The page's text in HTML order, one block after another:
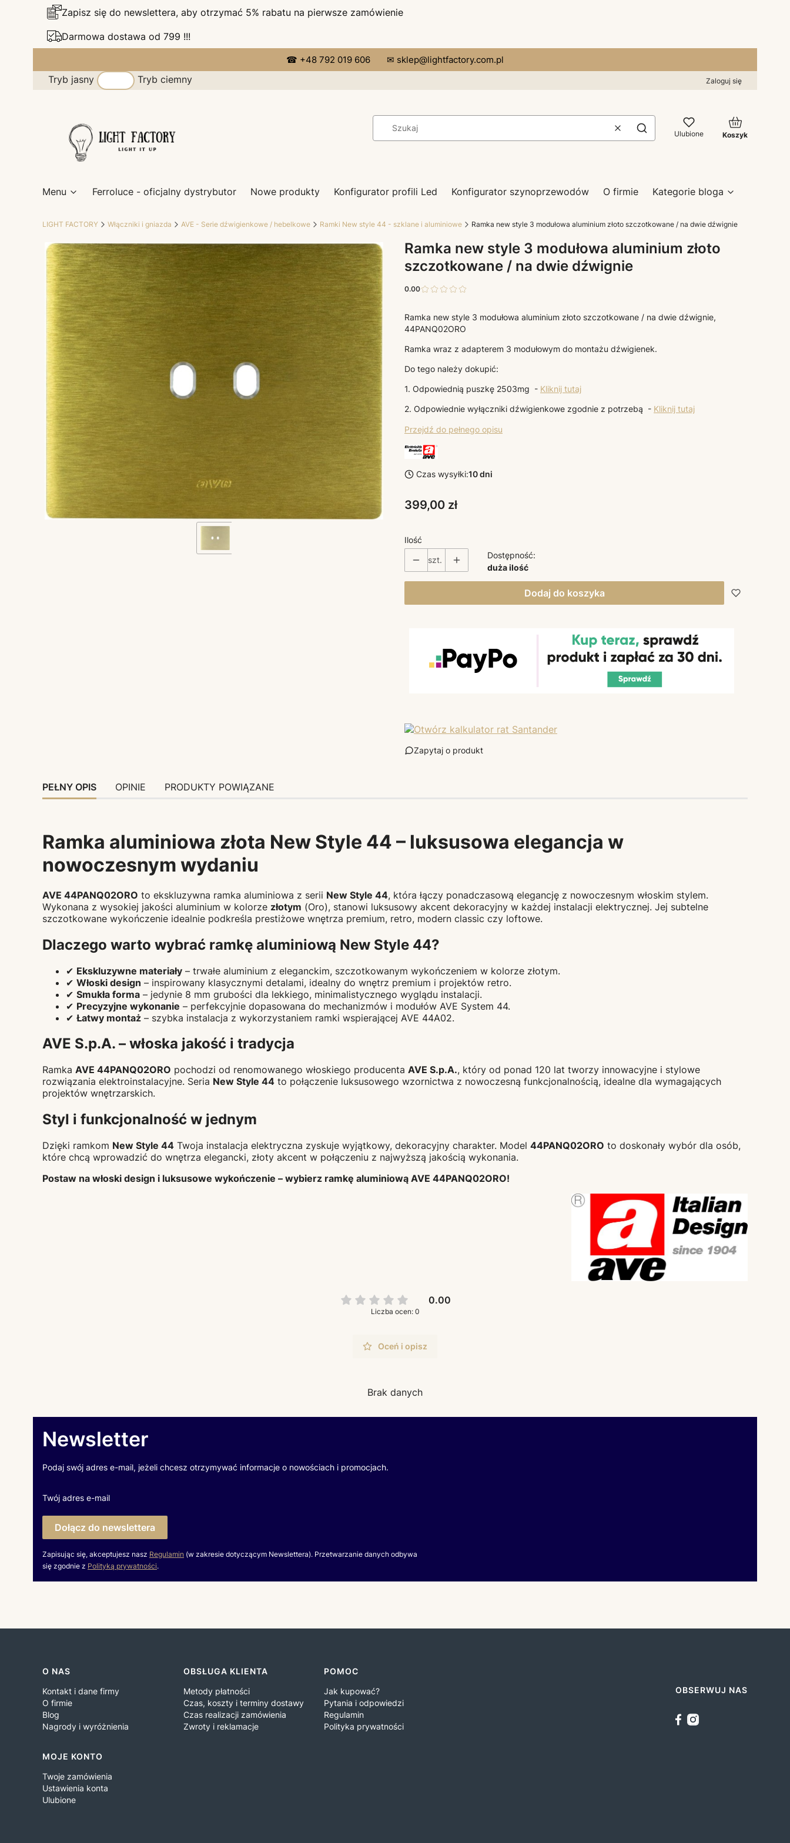
Zapisz się do newslettera, aby otrzymać 5% rabatu na pierwsze zamówienie
Darmowa dostawa od 799 !!!
☎ +48 792 019 606 ✉ sklep@lightfactory.com.pl
Tryb jasny Tryb ciemny Zaloguj się
WyczyśćSzukaj Ulubione
Produkty w
Koszyk
Menu Ferroluce - oficjalny dystrybutor Nowe produkty Konfigurator profili Led Konfigurator szynoprzewodów O firmie Kategorie bloga
LIGHT FACTORY Włączniki i gniazda AVE - Serie dźwigienkowe / hebelkowe Ramki New style 44 - szklane i aluminiowe Ramka new style 3 modułowa aluminium złoto szczotkowane / na dwie dźwignie
Ramka new style 3 modułowa aluminium złoto
szczotkowane / na dwie dźwignie
0.00
Ramka new style 3 modułowa aluminium złoto szczotkowane / na dwie dźwignie,
44PANQ02ORO
Ramka wraz z adapterem 3 modułowym do montażu dźwigienek.
Do tego należy dokupić:
1. Odpowiednią puszkę 2503mg - Kliknij tutaj
2. Odpowiednie wyłączniki dźwigienkowe zgodnie z potrzebą - Kliknij tutaj
Przejdź do pełnego opisu
Czas wysyłki:10 dni
Cena
399,00 zł
Ilość
szt.
Dostępność:
duża ilość
Dodaj do koszyka
Zapytaj o produkt
PEŁNY OPIS OPINIE PRODUKTY POWIĄZANE
Ramka aluminiowa złota New Style 44 – luksusowa elegancja w
nowoczesnym wydaniu
AVE 44PANQ02ORO to ekskluzywna ramka aluminiowa z serii New Style 44, która łączy ponadczasową elegancję z nowoczesnym włoskim stylem.
Wykonana z wysokiej jakości aluminium w kolorze złotym (Oro), stanowi luksusowy akcent dekoracyjny w każdej instalacji elektrycznej. Jej subtelne
szczotkowane wykończenie idealnie podkreśla prestiżowe wnętrza premium, retro, modern classic czy loftowe.
Dlaczego warto wybrać ramkę aluminiową New Style 44?
✔ Ekskluzywne materiały – trwałe aluminium z eleganckim, szczotkowanym wykończeniem w kolorze złotym.
✔ Włoski design – inspirowany klasycznymi detalami, idealny do wnętrz premium i projektów retro.
✔ Smukła forma – jedynie 8 mm grubości dla lekkiego, minimalistycznego wyglądu instalacji.
✔ Precyzyjne wykonanie – perfekcyjnie dopasowana do mechanizmów i modułów AVE System 44.
✔ Łatwy montaż – szybka instalacja z wykorzystaniem ramki wspierającej AVE 44A02.
AVE S.p.A. – włoska jakość i tradycja
Ramka AVE 44PANQ02ORO pochodzi od renomowanego włoskiego producenta AVE S.p.A., który od ponad 120 lat tworzy innowacyjne i stylowe
rozwiązania elektroinstalacyjne. Seria New Style 44 to połączenie luksusowego wzornictwa z nowoczesną funkcjonalnością, idealne dla wymagających
projektów wnętrzarskich.
Styl i funkcjonalność w jednym
Dzięki ramkom New Style 44 Twoja instalacja elektryczna zyskuje wyjątkowy, dekoracyjny charakter. Model 44PANQ02ORO to doskonały wybór dla osób,
które chcą wprowadzić do wnętrza elegancki, złoty akcent w połączeniu z najwyższą jakością wykonania.
Postaw na włoski design i luksusowe wykończenie – wybierz ramkę aluminiową AVE 44PANQ02ORO!
0.00
Liczba ocen: 0
Oceń i opisz
Brak danych
Newsletter
Podaj swój adres e-mail, jeżeli chcesz otrzymywać informacje o nowościach i promocjach.
Twój adres e-mail
Dołącz do newslettera
Zapisując się, akceptujesz nasz Regulamin (w zakresie dotyczącym Newslettera). Przetwarzanie danych odbywa
się zgodnie z Polityką prywatności.
Linki w stopce
O NAS
Kontakt i dane firmy
O firmie
Blog
Nagrody i wyróżnienia
OBSŁUGA KLIENTA
Metody płatności
Czas, koszty i terminy dostawy
Czas realizacji zamówienia
Zwroty i reklamacje
POMOC
Jak kupować?
Pytania i odpowiedzi
Regulamin
Polityka prywatności
MOJE KONTO
Twoje zamówienia
Ustawienia konta
Ulubione
OBSERWUJ NAS